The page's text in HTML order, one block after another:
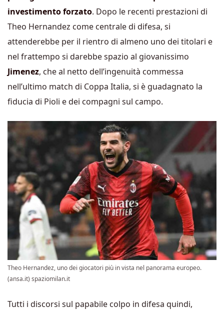
investimento forzato. Dopo le recenti prestazioni di
Theo Hernandez come centrale di difesa, si
attenderebbe per il rientro di almeno uno dei titolari e
nel frattempo si darebbe spazio al giovanissimo
Jimenez, che al netto dell’ingenuità commessa
nell’ultimo match di Coppa Italia, si è guadagnato la
fiducia di Pioli e dei compagni sul campo.
Theo Hernandez, uno dei giocatori più in vista nel panorama europeo.
(ansa.it) spaziomilan.it
Tutti i discorsi sul papabile colpo in difesa quindi,